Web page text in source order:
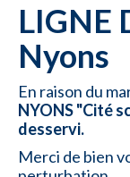
LIGNE
Nyons
En raison du
NYONS "Cité
desservi.
Merci de bien